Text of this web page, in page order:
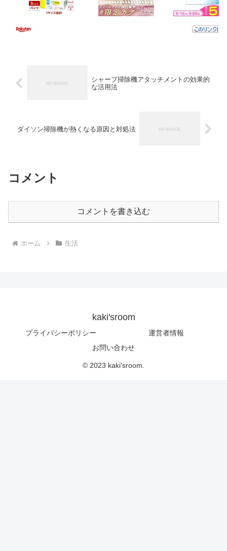
シャープ掃除機アタッチメントの効果的
な活用法
ダイソン掃除機が熱くなる原因と対処法
コメント
コメントを書き込む
ホーム 生活
kaki'sroom
プライバシーポリシー
運営者情報
お問い合わせ
© 2023 kaki'sroom.